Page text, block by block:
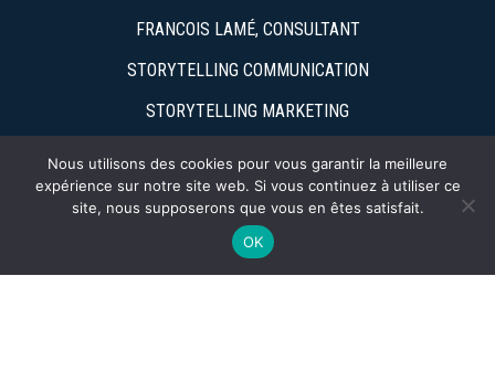
FRANCOIS LAMÉ, CONSULTANT
STORYTELLING COMMUNICATION
STORYTELLING MARKETING
FORMATIONS & COACHING NEUROSCIENCES
RÉFÉRENCES
ACTUALITÉS
Nous utilisons des cookies pour vous garantir la meilleure
expérience sur notre site web. Si vous continuez à utiliser ce
site, nous supposerons que vous en êtes satisfait.
OK